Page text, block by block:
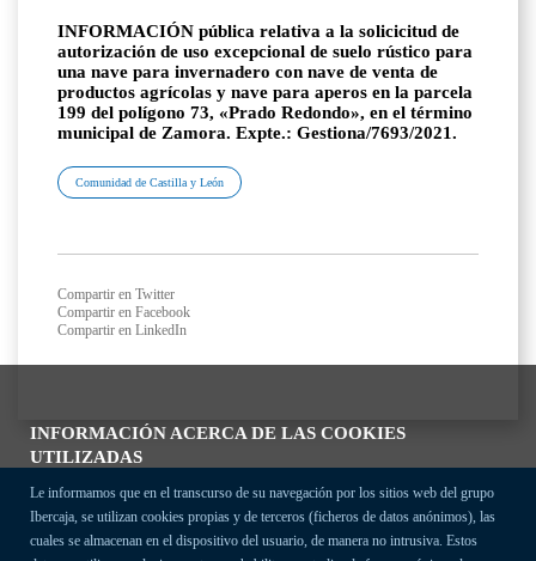
INFORMACIÓN ACERCA DE LAS COOKIES
UTILIZADAS
Le informamos que en el transcurso de su navegación por los sitios web del grupo
Ibercaja, se utilizan cookies propias y de terceros (ficheros de datos anónimos), las
cuales se almacenan en el dispositivo del usuario, de manera no intrusiva. Estos
INFORMACIÓN pública relativa a la solicicitud de
autorización de uso excepcional de suelo rústico para
una nave para invernadero con nave de venta de
productos agrícolas y nave para aperos en la parcela
199 del polígono 73, «Prado Redondo», en el término
municipal de Zamora. Expte.: Gestiona/7693/2021.
Comunidad de Castilla y León
Compartir en Twitter
Compartir en Facebook
Compartir en LinkedIn